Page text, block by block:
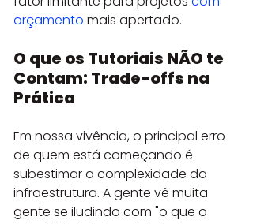
orçamento mais apertado.
O que os Tutoriais NÃO te
Contam: Trade-offs na
Prática
Em nossa vivência, o principal erro
de quem está começando é
subestimar a complexidade da
infraestrutura. A gente vê muita
gente se iludindo com "o que o